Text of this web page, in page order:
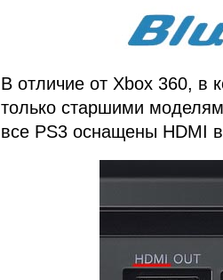
В отличие от Xbox 360, в
только старшими
все PS3 оснащены HDMI